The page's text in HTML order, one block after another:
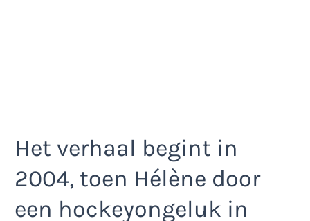
Het verhaal begint in
2004, toen Hélène door
een hockeyongeluk in